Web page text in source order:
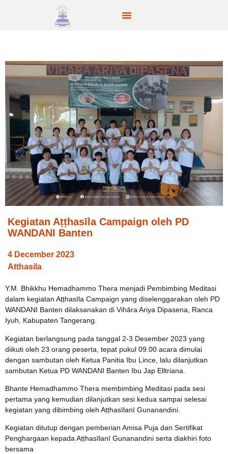
Kegiatan Aṭṭhasīla Campaign oleh PD
WANDANI Banten
4 December 2023
Atthasila
Y.M. Bhikkhu Hemadhammo Thera menjadi Pembimbing Meditasi
dalam kegiatan Aṭṭhasīla Campaign yang diselenggarakan oleh PD
WANDANI Banten dilaksanakan di Vihāra Ariya Dipasena, Ranca
Iyuh, Kabupaten Tangerang.
Kegiatan berlangsung pada tanggal 2-3 Desember 2023 yang
diikuti oleh 23 orang peserta, tepat pukul 09.00 acara dimulai
dengan sambutan oleh Ketua Panitia Ibu Lince, lalu dilanjutkan
sambutan Ketua PD WANDANI Banten Ibu Jap Elltriana.
Bhante Hemadhammo Thera membimbing Meditasi pada sesi
pertama yang kemudian dilanjutkan sesi kedua sampai selesai
kegiatan yang dibimbing oleh Aṭṭhasīlanī Gunanandini.
Kegiatan ditutup dengan pemberian Amisa Puja dan Sertifikat
Penghargaan kepada Aṭṭhasīlanī Gunanandini serta diakhiri foto
bersama